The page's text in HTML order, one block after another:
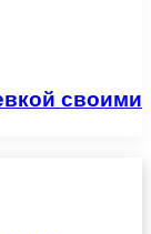
своими